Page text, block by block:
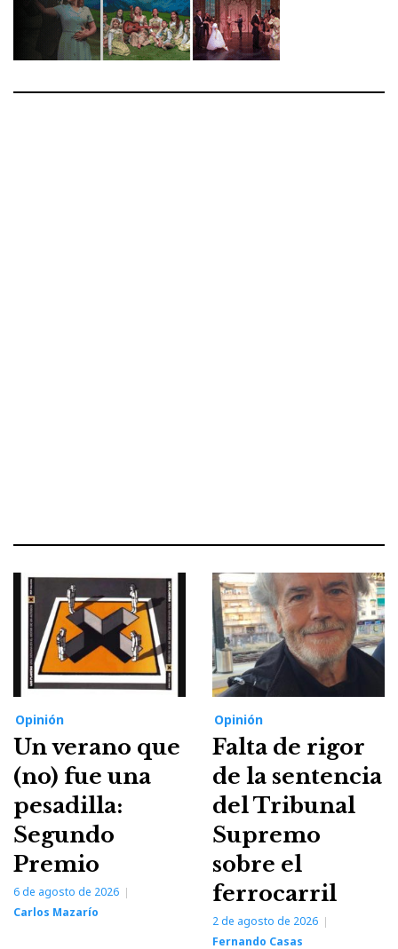
Opinión
Un verano que
(no) fue una
pesadilla:
Segundo
Premio
6 de agosto de 2026
Carlos Mazarío
Opinión
Falta de rigor
de la sentencia
del Tribunal
Supremo
sobre el
ferrocarril
2 de agosto de 2026
Fernando Casas